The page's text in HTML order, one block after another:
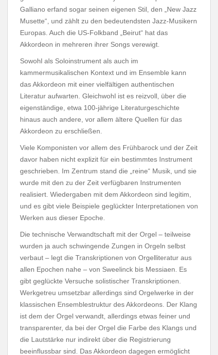
Galliano erfand sogar seinen eigenen Stil, den „New Jazz
Musette“, und zählt zu den bedeutendsten Jazz-Musikern
Europas.​​ Auch die US-Folkband „Beirut“ hat das
Akkordeon in mehreren ihrer Songs verewigt.
Sowohl als Soloinstrument als auch im
kammermusikalischen Kontext und im Ensemble kann
das Akkordeon mit einer vielfältigen authentischen
Literatur aufwarten. Gleichwohl ist es reizvoll, über die
eigenständige, etwa 100-jährige Literaturgeschichte
hinaus auch andere, vor allem ältere Quellen für das
Akkordeon zu erschließen.
Viele Komponisten vor allem des Frühbarock und der Zeit
davor haben nicht explizit für ein bestimmtes Instrument
geschrieben. Im Zentrum stand die „reine“ Musik, und sie
wurde mit den zu der Zeit verfügbaren Instrumenten
realisiert. Wiedergaben mit dem Akkordeon sind legitim,
und es gibt viele Beispiele geglückter Interpretationen von
Werken aus dieser Epoche.
Die technische Verwandtschaft mit der Orgel – teilweise
wurden ja auch schwingende Zungen in Orgeln selbst
verbaut – legt die Transkriptionen von Orgelliteratur aus
allen Epochen nahe – von Sweelinck bis Messiaen. Es
gibt geglückte Versuche solistischer Transkriptionen.
Werkgetreu umsetzbar allerdings sind Orgelwerke in der
klassischen Ensemblestruktur des Akkordeons. Der Klang
ist dem der Orgel verwandt, allerdings etwas feiner und
transparenter, da bei der Orgel die Farbe des Klangs und
die Lautstärke nur indirekt über die Registrierung
beeinflussbar sind. Das Akkordeon dagegen ermöglicht